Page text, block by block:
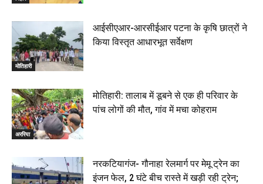
मोतिहारी
आईसीएआर-आरसीईआर पटना के कृषि छात्रों ने
किया विस्तृत आधारभूत सर्वेक्षण
अररिया
मोतिहारी: तालाब में डूबने से एक ही परिवार के
पांच लोगों की मौत, गांव में मचा कोहराम
नरकटियागंज- गौनाहा रेलमार्ग पर मेमू ट्रेन का
इंजन फेल, 2 घंटे बीच रास्ते में खड़ी रही ट्रेन;